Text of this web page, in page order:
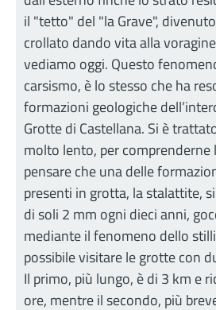
il "tetto" del "la Grave",
crollato dando vita alla
vediamo oggi. Questo
carsismo, è lo stesso che ha
formazioni geologiche
Grotte di Castellana. Si è
molto lento, per comprenderne
pensare che una delle
presenti in grotta, la stalattite,
di soli 2 mm ogni dieci anni,
mediante il fenomeno dello
possibile visitare le grotte con
Il primo, più lungo, è di 3 km e
ore, mentre il secondo, più